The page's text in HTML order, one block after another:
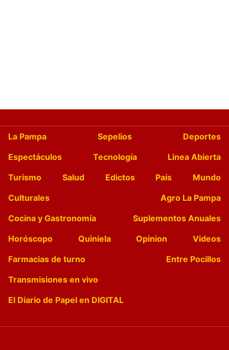
La Pampa Sepelios
Deportes
Espectáculos
Tecnología
Linea Abierta
Turismo
Salud Edictos País
Mundo
Culturales
Agro La Pampa
Cocina y Gastronomía
Suplementos Anuales
Horóscopo
Quiniela Opinion
Videos
Farmacias de turno
Entre Pocillos
Transmisiones en vivo
El Diario de Papel en DIGITAL